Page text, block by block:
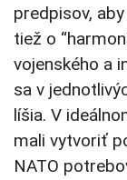
predpisov,
tiež o
vojenského a
sa v
líšia. V
mali vytvoriť
NATO